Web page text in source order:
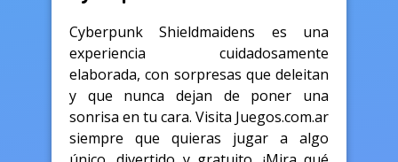
Cyberpunk Shieldmaidens es una
experiencia cuidadosamente
elaborada, con sorpresas que deleitan
y que nunca dejan de poner una
sonrisa en tu cara. Visita Juegos.com.ar
siempre que quieras jugar a algo